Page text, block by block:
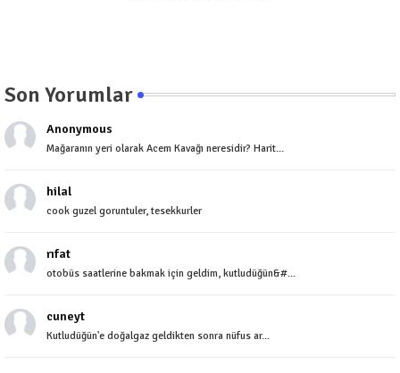
Son Yorumlar
Anonymous
Mağaranın yeri olarak Acem Kavağı neresidir? Harit...
hilal
cook guzel goruntuler, tesekkurler
rıfat
otobüs saatlerine bakmak için geldim, kutludüğün&#...
cuneyt
Kutludüğün'e doğalgaz geldikten sonra nüfus ar...